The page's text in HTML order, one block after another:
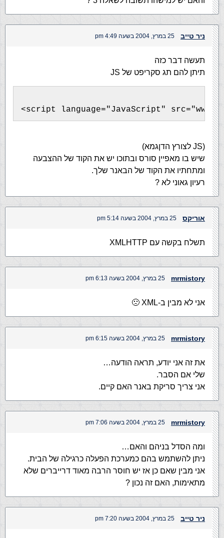
ניר טייב 25 במרץ, 2004 בשעה 4:49 pm
תעשה דבר כזה
תיתן להם תג סקריפט של JS
<script language="JavaScript"
(JS לצורץ הדןגמא)
שיש בו מאפיין סורס ובתוכו יש את הקוד של ההצבעה
ומתחתיו את הקוד של הבאנר שלך.
רעיון גאוני לא ?
אוריקס 25 במרץ, 2004 בשעה 5:14 pm
תשלח בקשה עם XMLHTTP
mrmistory 25 במרץ, 2004 בשעה 6:13 pm
אני לא מבין ב-XML 🙁
mrmistory 25 במרץ, 2004 בשעה 6:15 pm
את זה אני יודע, תראה הודעה…
שלי אם הסבר.
אני צריך סריקת באנר האם קיים.
mrmistory 25 במרץ, 2004 בשעה 7:06 pm
ומה הסדל בניהם והאם…
ניתן להשתמש בהם כמערכת הפעלה כרגילה של הבית.
אני מבין שאם כן אז יש חוסר הרבה מאוד דרייברים שלא
מתאימות, האם זה נכון ?
ניר טייב 25 במרץ, 2004 בשעה 7:20 pm